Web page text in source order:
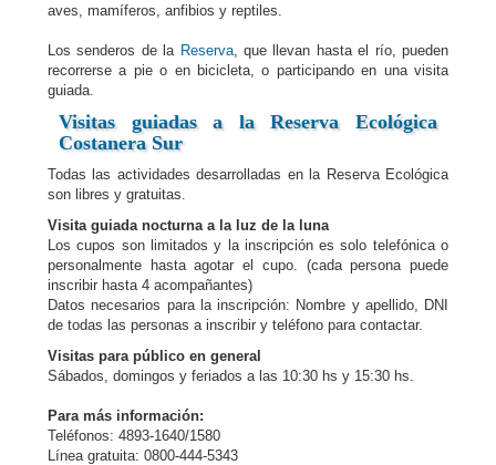
aves, mamíferos, anfibios y reptiles.
Los senderos de la Reserva, que llevan hasta el río, pueden
recorrerse a pie o en bicicleta, o participando en una visita
guiada.
Visitas guiadas a laReserva Ecológica
Costanera Sur
Todas las actividades desarrolladas en la Reserva Ecológica
son libres y gratuitas.
Visita guiada nocturna a la luz de la luna
Los cupos son limitados y la inscripción es solo telefónica o
personalmente hasta agotar el cupo. (cada persona puede
inscribir hasta 4 acompañantes)
Datos necesarios para la inscripción: Nombre y apellido, DNI
de todas las personas a inscribir y teléfono para contactar.
Visitas para público en general
Sábados, domingos y feriados a las 10:30 hs y 15:30 hs.
Para más información:
Teléfonos: 4893-1640/1580
Línea gratuita: 0800-444-5343